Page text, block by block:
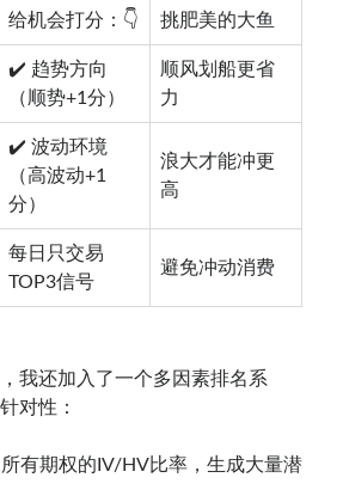
给机会打分：👇 挑肥美的大鱼
✔️ 趋势方向
（顺势+1分）
顺风划船更省
力
✔️ 波动环境
（高波动+1
分）
浪大才能冲更
高
每日只交易
TOP3信号
避免冲动消费
我还加入了一个多因素排名系
对性：
所有期权的IV/HV比率，生成大量潜